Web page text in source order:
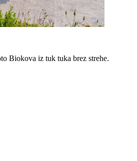
Biokova iz tuk tuka brez strehe.